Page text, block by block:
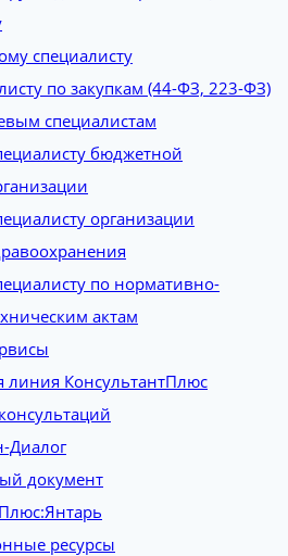
специалисту
по закупкам (44-ФЗ, 223-ФЗ)
специалистам
бюджетной
организации
по нормативно-
актам
линия КонсультантПлюс
Диалог
документ
ресурсы